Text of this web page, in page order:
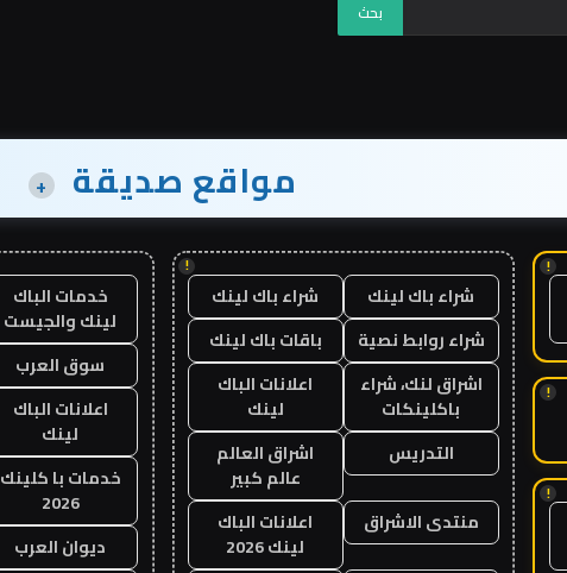
مواقع صديقة +
!
!
!
!
شراء باك لينك
شراء باك لينك
شراء روابط نصية
باقات باك لينك
اشراق لنك، شراء
باكلينكات
اعلانات الباك
لينك
التدريس
اشراق العالم
عالم كبير
منتدى الاشراق
اعلانات الباك
لينك 2026
خدمات الباك
لينك والجيست
سوق العرب
اعلانات الباك
لينك
خدمات با كلينك
2026
ديوان العرب